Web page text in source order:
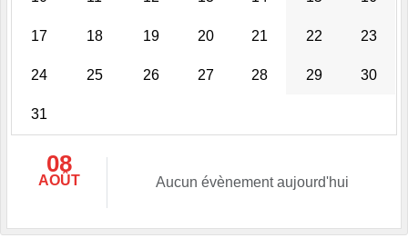
17 18 19 20 21 22 23
24 25 26 27 28 29 30
31
08
AOÛT Aucun évènement aujourd'hui